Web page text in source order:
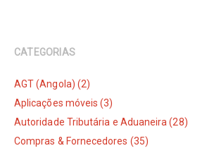
CATEGORIAS
AGT (Angola) (2)
Aplicações móveis (3)
Autoridade Tributária e Aduaneira (28)
Compras & Fornecedores (35)